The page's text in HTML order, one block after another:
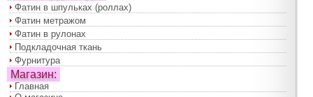
Фатин в шпульках (роллах)
Фатин метражом
Фатин в рулонах
Подкладочная ткань
Фурнитура
Магазин:
Главная